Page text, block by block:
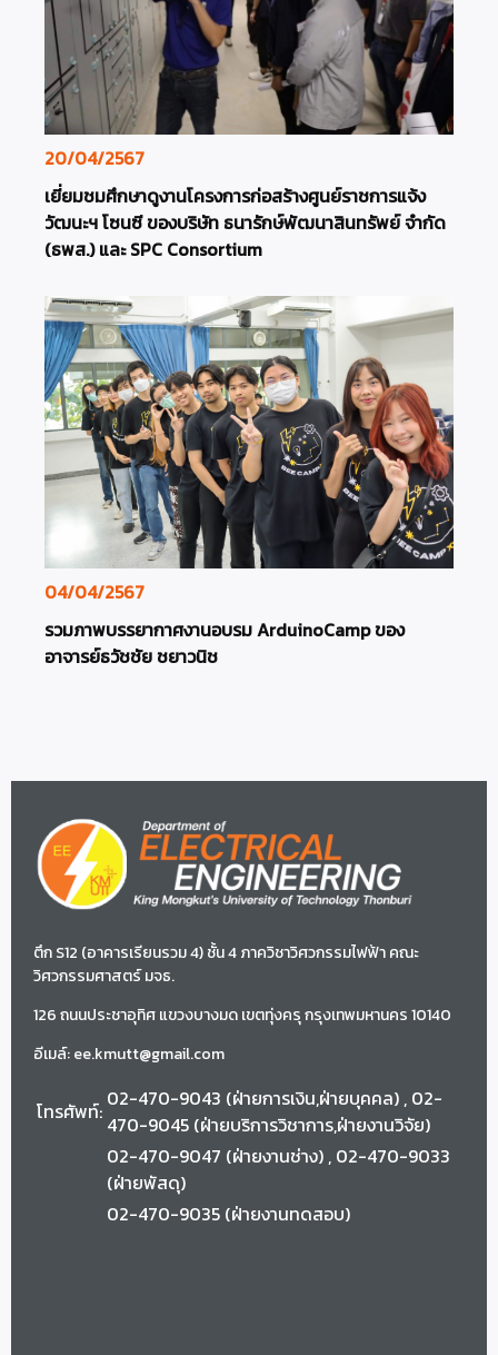
20/04/2567
เยี่ยมชมศึกษาดูงานโครงการก่อสร้างศูนย์ราชการแจ้ง
วัฒนะฯ โซนซี ของบริษัท ธนารักษ์พัฒนาสินทรัพย์ จำกัด
(ธพส.) และ SPC Consortium
04/04/2567
รวมภาพบรรยากาศงานอบรม ArduinoCamp ของ
อาจารย์ธวัชชัย ชยาวนิช
ตึก S12 (อาคารเรียนรวม 4) ชั้น 4 ภาควิชาวิศวกรรมไฟฟ้า คณะ
วิศวกรรมศาสตร์ มจธ.
126 ถนนประชาอุทิศ แขวงบางมด เขตทุ่งครุ กรุงเทพมหานคร 10140
อีเมล์: ee.kmutt@gmail.com
โทรศัพท์: 02-470-9043 (ฝ่ายการเงิน,ฝ่ายบุคคล) , 02-
470-9045 (ฝ่ายบริการวิชาการ,ฝ่ายงานวิจัย)
02-470-9047 (ฝ่ายงานช่าง) , 02-470-9033
(ฝ่ายพัสดุ)
02-470-9035 (ฝ่ายงานทดสอบ)